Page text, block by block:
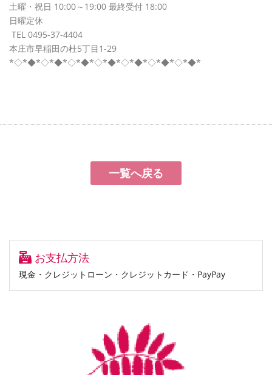
土曜・祝日 10:00～19:00 最終受付 18:00
日曜定休
TEL 0495-37-4404
本庄市早稲田の杜5丁目1-29
*◇*◆*◇*◆*◇*◆*◇*◆*◇*◆*◇*◆*◇*◆*
一覧へ戻る
お支払方法
現金・クレジットローン・クレジットカード・PayPay